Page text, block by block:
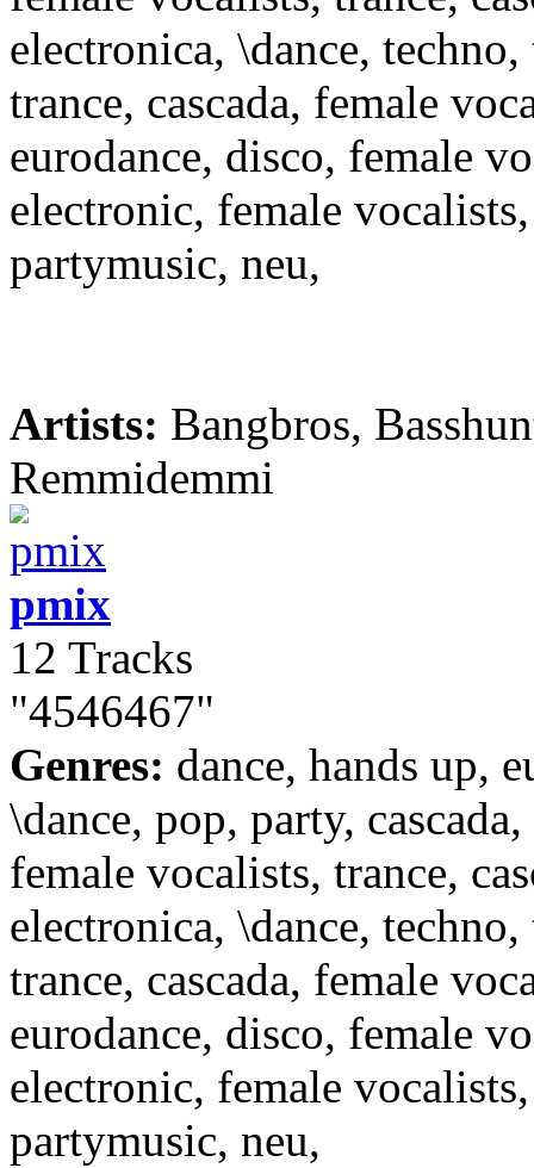
electronica, \dance,
trance, cascada, female
eurodance, disco, female
electronic, female
partymusic, neu,
Artists: Bangbros,
Remmidemmi
pmix
12 Tracks
"4546467"
Genres: dance, hands up,
\dance, pop, party,
female vocalists, trance,
electronica, \dance,
trance, cascada, female
eurodance, disco, female
electronic, female
partymusic, neu,